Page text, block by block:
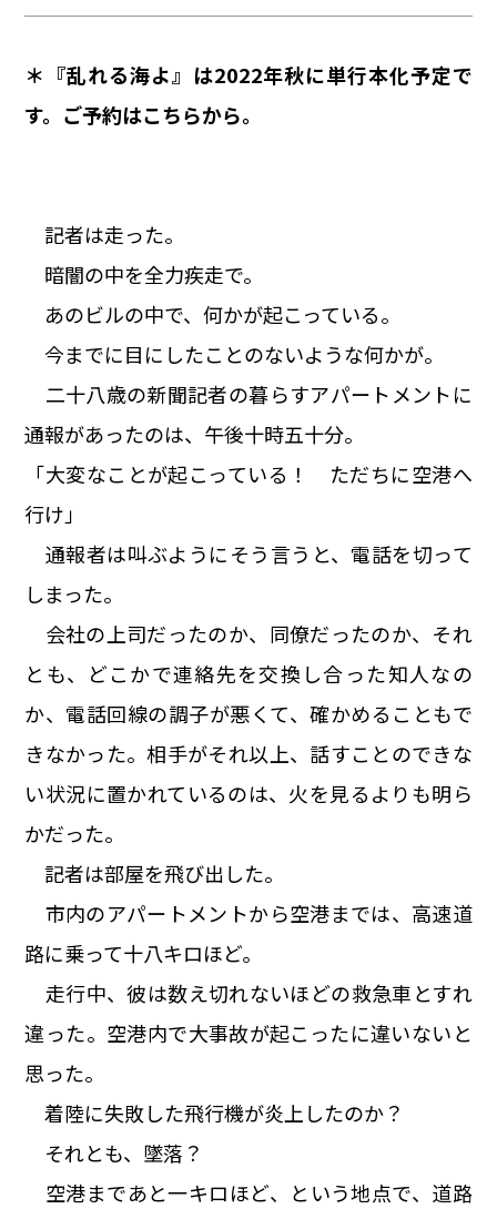
＊『乱れる海よ』は2022年秋に単行本化予定で
す。ご予約はこちらから。
記者は走った。
暗闇の中を全力疾走で。
あのビルの中で、何かが起こっている。
今までに目にしたことのないような何かが。
二十八歳の新聞記者の暮らすアパートメントに
通報があったのは、午後十時五十分。
「大変なことが起こっている！ ただちに空港へ
行け」
通報者は叫ぶようにそう言うと、電話を切って
しまった。
会社の上司だったのか、同僚だったのか、それ
とも、どこかで連絡先を交換し合った知人なの
か、電話回線の調子が悪くて、確かめることもで
きなかった。相手がそれ以上、話すことのできな
い状況に置かれているのは、火を見るよりも明ら
かだった。
記者は部屋を飛び出した。
市内のアパートメントから空港までは、高速道
路に乗って十八キロほど。
走行中、彼は数え切れないほどの救急車とすれ
違った。空港内で大事故が起こったに違いないと
思った。
着陸に失敗した飛行機が炎上したのか？
それとも、墜落？
空港まであと一キロほど、という地点で、道路